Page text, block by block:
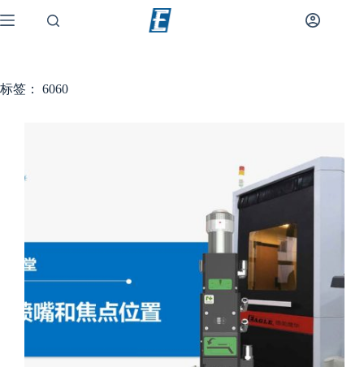
标签： 6060